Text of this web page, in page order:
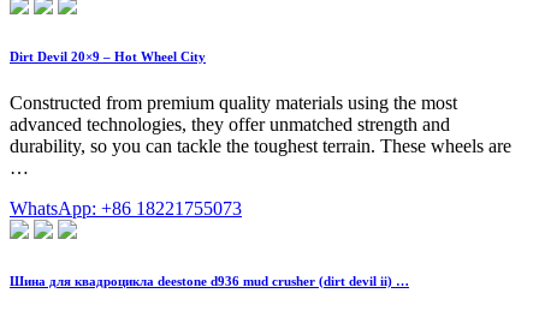
Dirt Devil 20×9 – Hot Wheel City
Constructed from premium quality materials using the most
advanced technologies, they offer unmatched strength and
durability, so you can tackle the toughest terrain. These wheels are
…
WhatsApp: +86 18221755073
Шина для квадроцикла deestone d936 mud crusher (dirt devil ii) …